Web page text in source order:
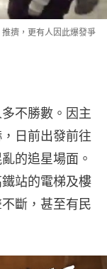
擠，更有人因此爆發爭
不勝數。因主
日前出發前往
的追星場面。
站的電梯及樓
斷，甚至有民